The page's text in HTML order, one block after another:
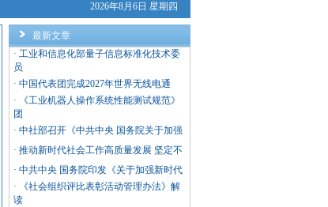
2026年8月6日 星期四
最新文章
· 工业和信息化部量子信息标准化技术委
员
· 中国代表团完成2027年世界无线电通
·
《工业机器人操作系统性能测试规范》
团
· 中社部召开《中共中央 国务院关于加强
· 推动新时代社会工作高质量发展 坚定不
· 中共中央 国务院印发《关于加强新时代
·
《社会组织评比表彰活动管理办法》解
读